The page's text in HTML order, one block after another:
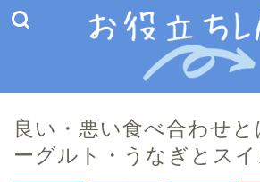
良い・悪い食べ合わせと
ーグルト・うなぎとス